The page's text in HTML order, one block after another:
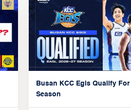
Busan KCC Egis Qualify For
Season